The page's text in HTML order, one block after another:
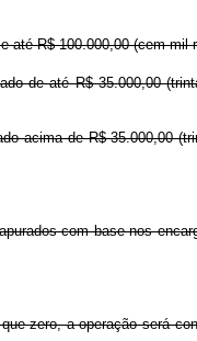
R$ 100.000,00 (cem
de até R$ 35.000,00
acima de R$ 35.000,00
com base nos
zero, a operação será